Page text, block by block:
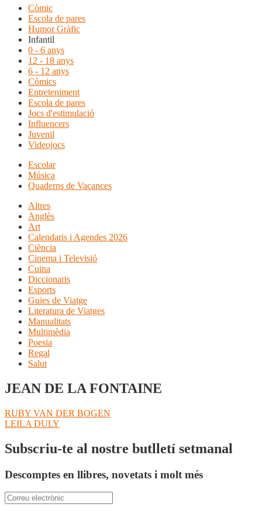
Còmic
Escola de pares
Humor Gràfic
Infantil
0 - 6 anys
12 - 18 anys
6 - 12 anys
Còmics
Entreteniment
Escola de pares
Jocs d'estimulació
Influencers
Juvenil
Videojocs
Escolar
Música
Quaderns de Vacances
Altres
Anglès
Art
Calendaris i Agendes 2026
Ciència
Cinema i Televisió
Cuina
Diccionaris
Esports
Guies de Viatge
Literatura de Viatges
Manualitats
Multimèdia
Poesia
Regal
Salut
JEAN DE LA FONTAINE
Navegació
d'entrades
Entrada
anterior:
RUBY VAN DER BOGEN
Pròxima
LEILA DULY
Subscriu-te al nostre butlletí setmanal
Descomptes en llibres, novetats i molt més